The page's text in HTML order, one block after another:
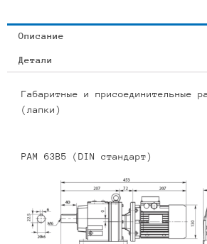
128-
0.75Описание
Детали
Габаритные и присоединительные
(лапки)
PAM 63B5 (DIN стандарт)